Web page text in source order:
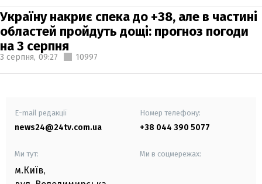
Україну накриє спека до +38, але в частині
областей пройдуть дощі: прогноз погоди
на 3 серпня
3 серпня, 09:27 10997
E-mail редакції
news24@24tv.com.ua
Номер телефону:
+38 044 390 5077
Ми тут:
м.Київ,
Ми в соцмережах: